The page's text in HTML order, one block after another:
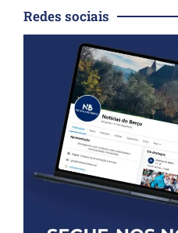
Redes sociais